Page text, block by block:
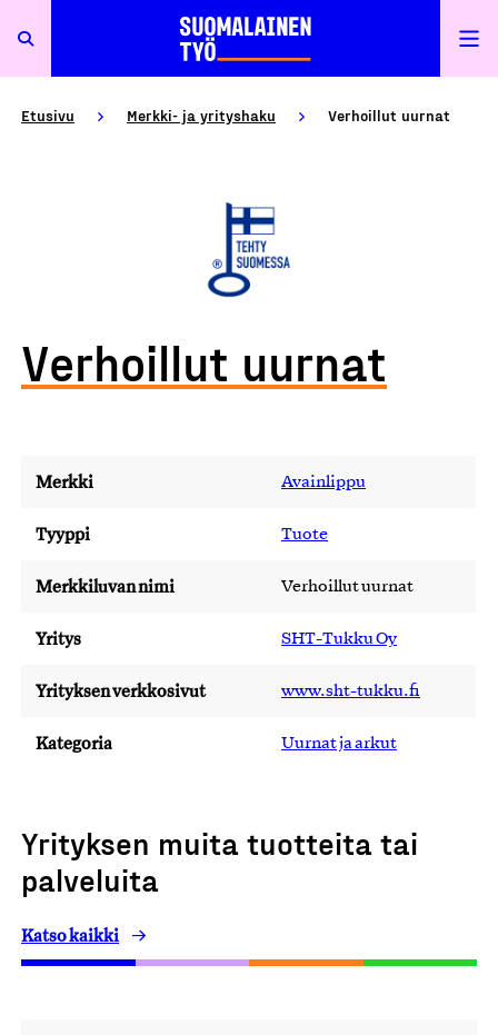
Etusivu Merkki- ja yrityshaku Verhoillut uurnat
Verhoillut uurnat
Merkki Avainlippu
Tyyppi Tuote
Merkkiluvan nimi Verhoillut uurnat
Yritys SHT-Tukku Oy
Yrityksen verkkosivut www.sht-tukku.fi
Kategoria Uurnat ja arkut
Yrityksen muita tuotteita tai
palveluita
Katso kaikki